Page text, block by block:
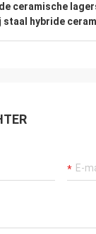
ceramische
hybride